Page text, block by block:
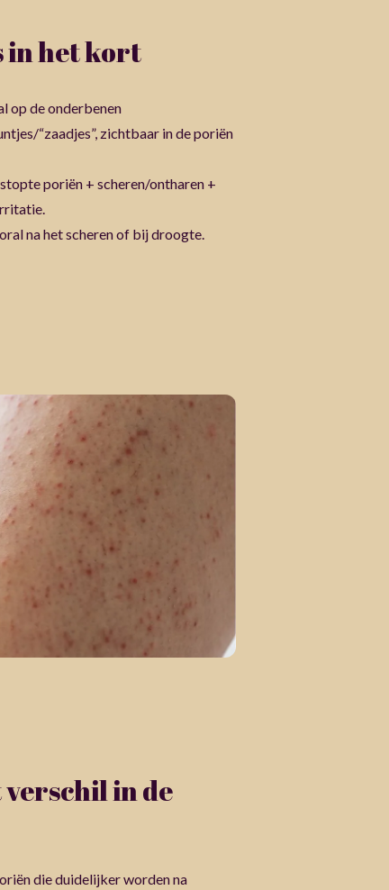
in het kort
op de onderbenen
“zaadjes”, zichtbaar in de poriën
poriën + scheren/ontharen +
na het scheren of bij droogte.
in de
die duidelijker worden na